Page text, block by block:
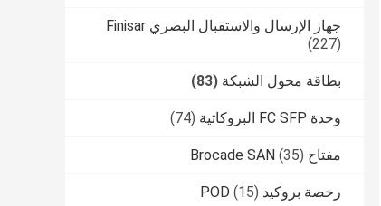
جهاز الإرسال والاستقبال البصري Finisar
(227)
بطاقة محول الشبكة (83)
وحدة FC SFP البروكاتية (74)
مفتاح Brocade SAN (35)
رخصة بروكيد POD (15)